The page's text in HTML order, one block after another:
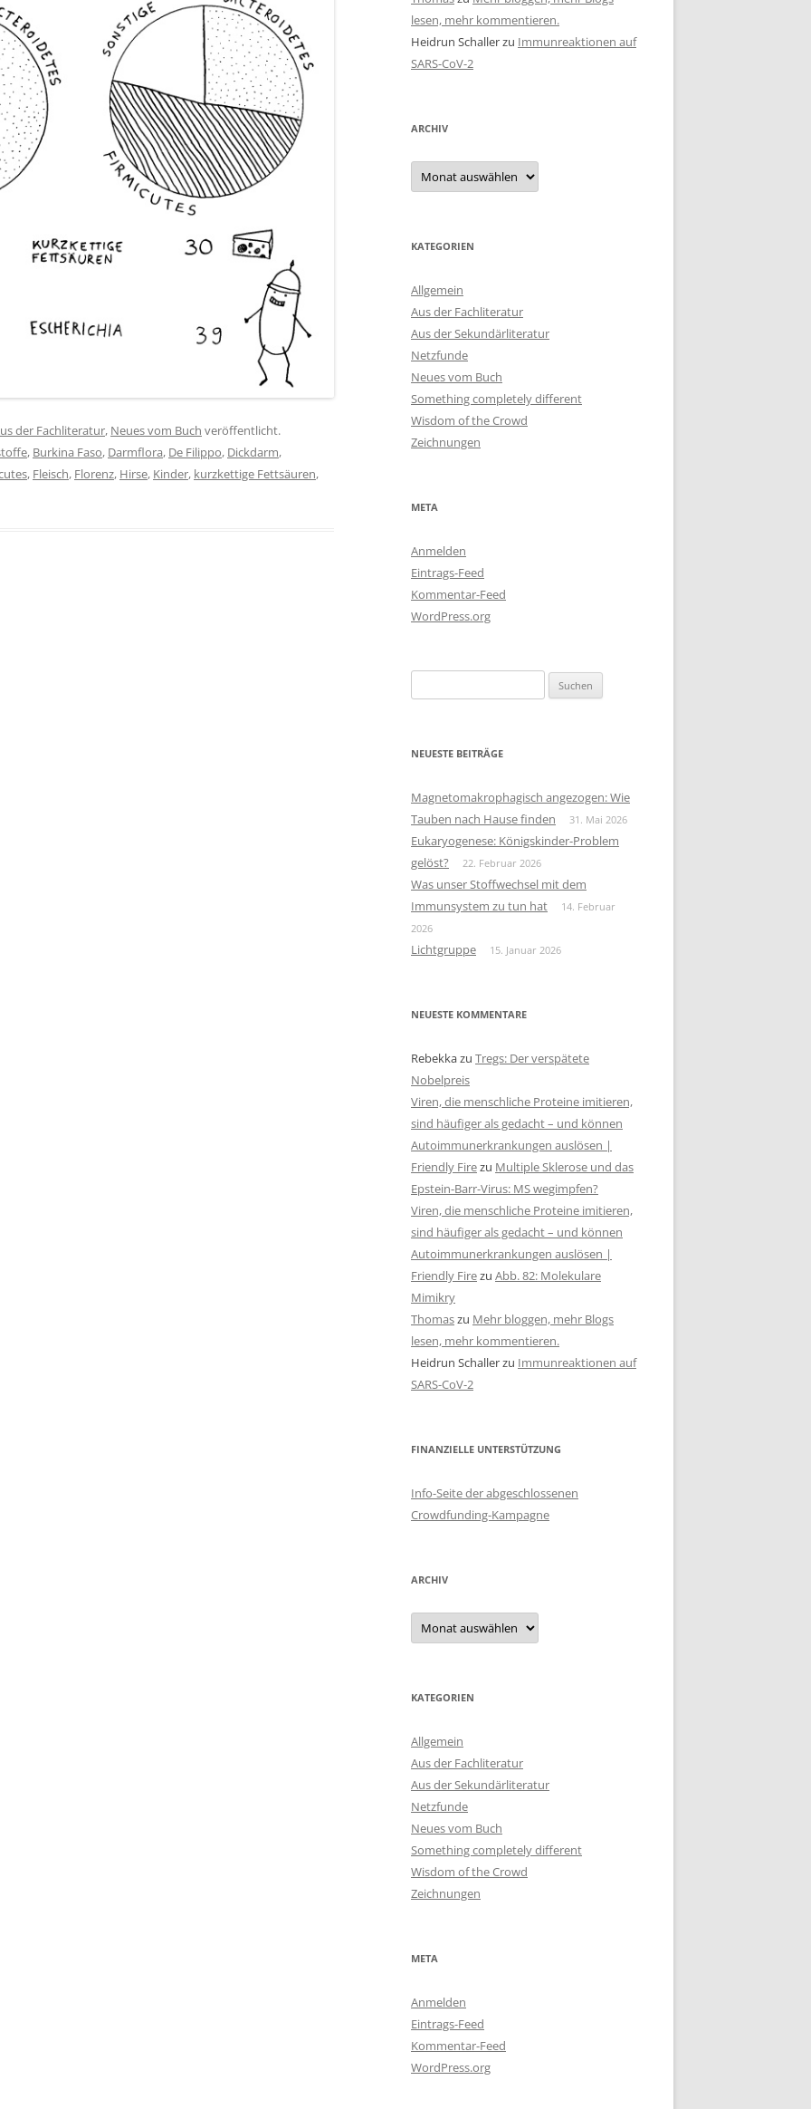
der Fachliteratur, Neues vom Buch veröffentlicht.
, Burkina Faso, Darmflora, De Filippo, Dickdarm,
, Fleisch, Florenz, Hirse, Kinder, kurzkettige Fettsäuren,
lesen, mehr kommentieren.
Heidrun Schallerzu Immunreaktionen auf
SARS-CoV-2
ARCHIV
Archiv
KATEGORIEN
Allgemein
Aus der Fachliteratur
Aus der Sekundärliteratur
Netzfunde
Neues vom Buch
Something completely different
Wisdom of the Crowd
Zeichnungen
META
Anmelden
Eintrags-Feed
Kommentar-Feed
WordPress.org
nach:
NEUESTE BEITRÄGE
Magnetomakrophagisch angezogen: Wie
Tauben nach Hause finden
31. Mai 2026
Eukaryogenese: Königskinder-Problem
gelöst?
22. Februar 2026
Was unser Stoffwechsel mit dem
Immunsystem zu tun hat
14. Februar
2026
Lichtgruppe 15. Januar 2026
NEUESTE KOMMENTARE
Rebekkazu Tregs: Der verspätete
Nobelpreis
Viren, die menschliche Proteine imitieren,
sind häufiger als gedacht – und können
Autoimmunerkrankungen auslösen |
Friendly Firezu Multiple Sklerose und das
Epstein-Barr-Virus: MS wegimpfen?
Viren, die menschliche Proteine imitieren,
sind häufiger als gedacht – und können
Autoimmunerkrankungen auslösen |
Friendly Firezu Abb. 82: Molekulare
Mimikry
Thomaszu Mehr bloggen, mehr Blogs
lesen, mehr kommentieren.
Heidrun Schallerzu Immunreaktionen auf
SARS-CoV-2
FINANZIELLE UNTERSTÜTZUNG
Info-Seite der abgeschlossenen
Crowdfunding-Kampagne
ARCHIV
Archiv
KATEGORIEN
Allgemein
Aus der Fachliteratur
Aus der Sekundärliteratur
Netzfunde
Neues vom Buch
Something completely different
Wisdom of the Crowd
Zeichnungen
META
Anmelden
Eintrags-Feed
Kommentar-Feed
WordPress.org